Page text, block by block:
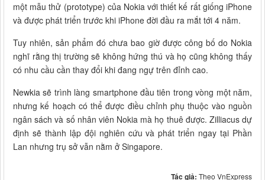
một mẫu thử (prototype) của Nokia với thiết kế rất giống iPhone
và được phát triển trước khi iPhone đời đầu ra mắt tới 4 năm.
Tuy nhiên, sản phẩm đó chưa bao giờ được công bố do Nokia
nghĩ rằng thị trường sẽ không hứng thú và họ cũng không thấy
có nhu cầu cần thay đổi khi đang ngự trên đỉnh cao.
Newkia sẽ trình làng smartphone đầu tiên trong vòng một năm,
nhưng kế hoạch có thể được điều chỉnh phụ thuộc vào nguồn
ngân sách và số nhân viên Nokia mà họ thuê được. Zilliacus dự
định sẽ thành lập đội nghiên cứu và phát triển ngay tại Phần
Lan nhưng trụ sở vẫn nằm ở Singapore.
Tác giả: Theo VnExpress